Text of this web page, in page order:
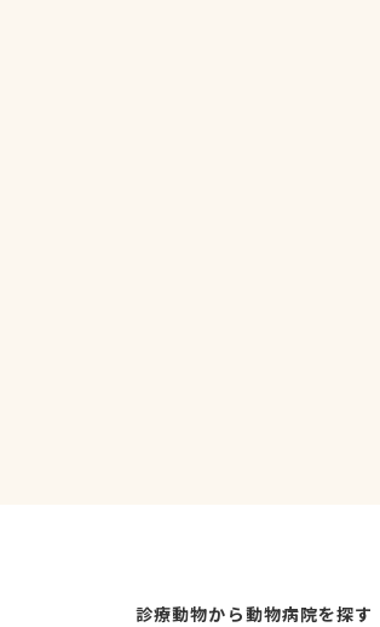
診療動物から動物病院を探す